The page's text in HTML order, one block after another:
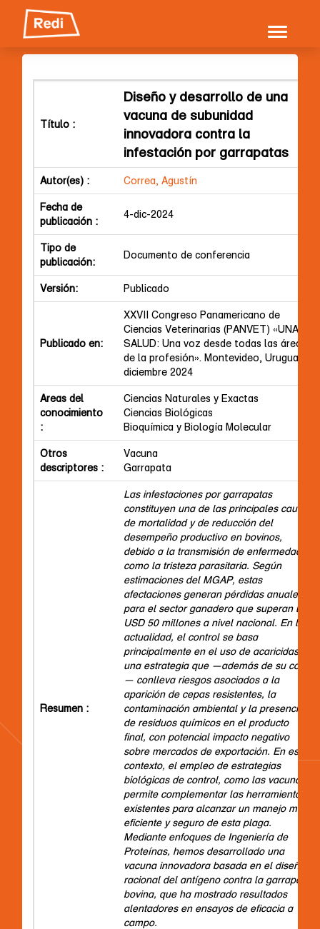
navigation
Título :
Diseño y desarrollo de una
vacuna de subunidad
innovadora contra la
infestación por garrapatas
Autor(es) : Correa, Agustín
Fecha de
publicación :
4-dic-2024
Tipo de
publicación:
Documento de conferencia
Versión: Publicado
Publicado en:
XXVII Congreso Panamericano de
Ciencias Veterinarias (PANVET) «UNA
SALUD: Una voz desde todas las áreas
de la profesión». Montevideo, Uruguay,
diciembre 2024
Areas del
conocimiento
:
Ciencias Naturales y Exactas
Ciencias Biológicas
Bioquímica y Biología Molecular
Otros
descriptores :
Vacuna
Garrapata
Resumen :
Las infestaciones por garrapatas
constituyen una de las principales causas
de mortalidad y de reducción del
desempeño productivo en bovinos,
debido a la transmisión de enfermedades
como la tristeza parasitaria. Según
estimaciones del MGAP, estas
afectaciones generan pérdidas anuales
para el sector ganadero que superan los
USD 50 millones a nivel nacional. En la
actualidad, el control se basa
principalmente en el uso de acaricidas,
una estrategia que —además de su costo
— conlleva riesgos asociados a la
aparición de cepas resistentes, la
contaminación ambiental y la presencia
de residuos químicos en el producto
final, con potencial impacto negativo
sobre mercados de exportación. En este
contexto, el empleo de estrategias
biológicas de control, como las vacunas,
permite complementar las herramientas
existentes para alcanzar un manejo más
eficiente y seguro de esta plaga.
Mediante enfoques de Ingeniería de
Proteínas, hemos desarrollado una
vacuna innovadora basada en el diseño
racional del antígeno contra la garrapata
bovina, que ha mostrado resultados
alentadores en ensayos de eficacia a
campo.